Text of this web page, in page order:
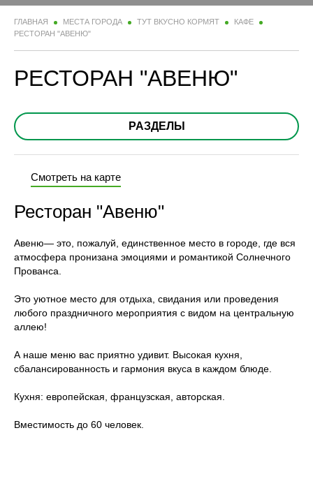
ГЛАВНАЯ МЕСТА ГОРОДА ТУТ ВКУСНО КОРМЯТ
КАФЕ
РЕСТОРАН "АВЕНЮ"
РЕСТОРАН "АВЕНЮ"
РАЗДЕЛЫ
Смотреть на карте
Ресторан "Авеню"
Авеню— это, пожалуй, единственное место в городе, где вся
атмосфера пронизана эмоциями и романтикой Солнечного
Прованса.
Это уютное место для отдыха, свидания или проведения
любого праздничного мероприятия с видом на центральную
аллею!
А наше меню вас приятно удивит. Высокая кухня,
сбалансированность и гармония вкуса в каждом блюде.
Кухня: европейская, французская, авторская.
Вместимость до 60 человек.